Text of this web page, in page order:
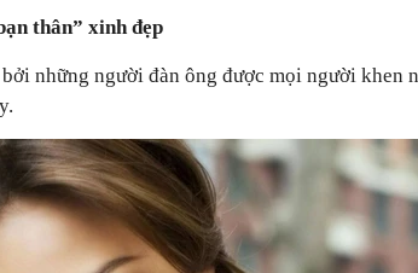
thân” xinh đẹp
những người đàn ông được mọi người khen